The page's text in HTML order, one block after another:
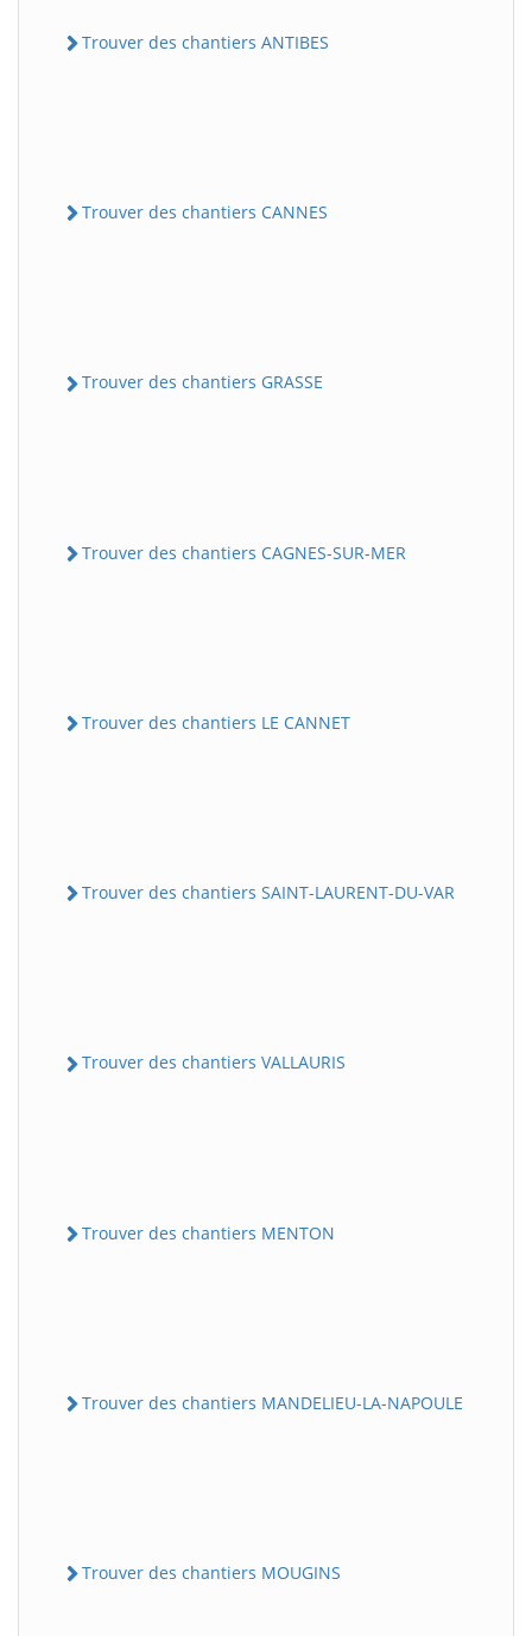
Trouver des chantiers ANTIBES
Trouver des chantiers CANNES
Trouver des chantiers GRASSE
Trouver des chantiers CAGNES-SUR-MER
Trouver des chantiers LE CANNET
Trouver des chantiers SAINT-LAURENT-DU-VAR
Trouver des chantiers VALLAURIS
Trouver des chantiers MENTON
Trouver des chantiers MANDELIEU-LA-NAPOULE
Trouver des chantiers MOUGINS